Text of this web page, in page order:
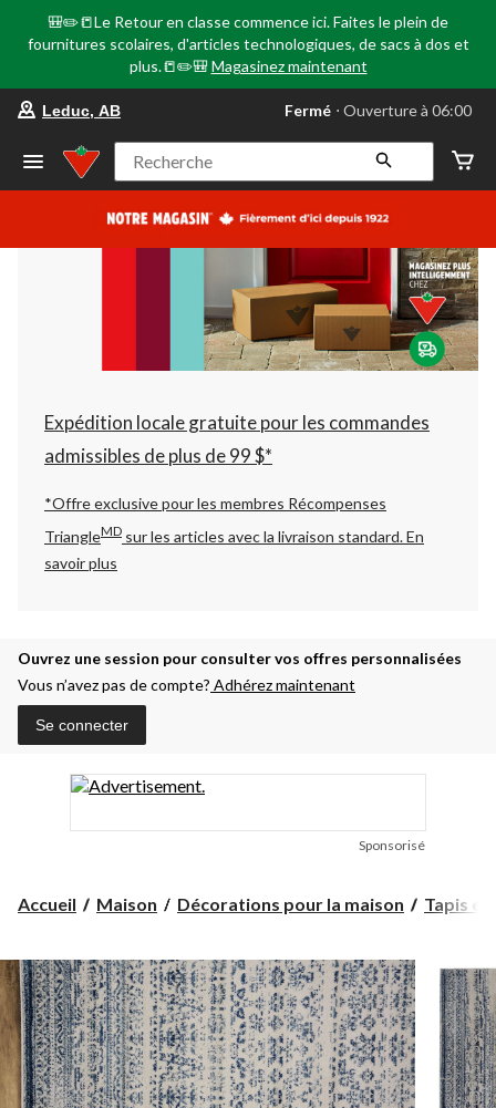
🎒✏️📒Le Retour en classe commence ici. Faites le plein de
fournitures scolaires, d'articles technologiques, de sacs à dos et
plus.📒✏️🎒 Magasinez maintenant
votre
préféré
Leduc,
AB,
courament
Ouverture
à
06:00
cliquer
pour
changer
Leduc, AB Fermé ⋅ Ouverture à 06:00
Recherche
Expédition locale gratuite pour les commandes
admissibles de plus de 99 $*
*Offre exclusive pour les membres Récompenses
TriangleMD sur les articles avec la livraison standard.En
savoir plus
Ouvrez une session pour consulter vos offres personnalisées
Vous n’avez pas de compte? Adhérez maintenant
Se connecter
Sponsorisé
Accueil Maison Décorations pour la maison Tapis et